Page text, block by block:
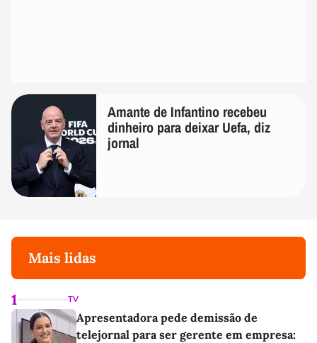
Amante de Infantino recebeu
dinheiro para deixar Uefa, diz
jornal
Mais lidas
1 TV
Apresentadora pede demissão de
telejornal para ser gerente em empresa: